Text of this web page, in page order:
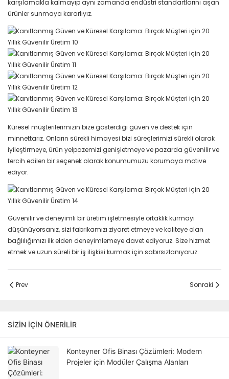
karşılamakla kalmayıp aynı zamanda endüstri standartlarını aşan
ürünler sunmaya kararlıyız.
Küresel müşterilerimizin bize gösterdiği güven ve destek için
minnettarız. Onların sürekli himayesi bizi süreçlerimizi sürekli olarak
iyileştirmeye, ürün yelpazemizi genişletmeye ve pazarda güvenilir ve
tercih edilen bir seçenek olarak konumumuzu korumaya motive
ediyor.
Güvenilir ve deneyimli bir üretim işletmesiyle ortaklık kurmayı
düşünüyorsanız, sizi fabrikamızı ziyaret etmeye ve kaliteye olan
bağlılığımızı ilk elden deneyimlemeye davet ediyoruz. Size hizmet
etmek ve uzun süreli bir iş ilişkisi kurmak için sabırsızlanıyoruz.
Prev Sonraki
SIZIN IÇIN ÖNERILIR
Konteyner Ofis Binası Çözümleri: Modern
Projeler için Modüler Çalışma Alanları